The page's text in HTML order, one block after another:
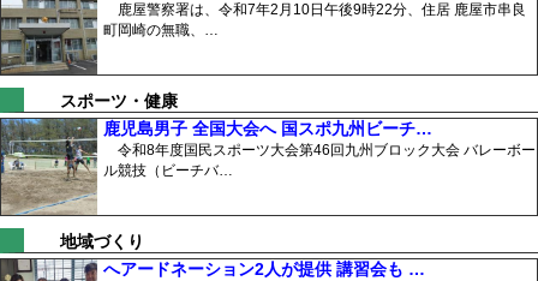
鹿屋警察署は、令和7年2月10日午後9時22分、住居 鹿屋市串良
町岡崎の無職、…
スポーツ・健康
鹿児島男子 全国大会へ 国スポ九州ビーチ…
令和8年度国民スポーツ大会第46回九州ブロック大会 バレーボー
ル競技（ビーチバ…
地域づくり
へアードネーション2人が提供 講習会も …